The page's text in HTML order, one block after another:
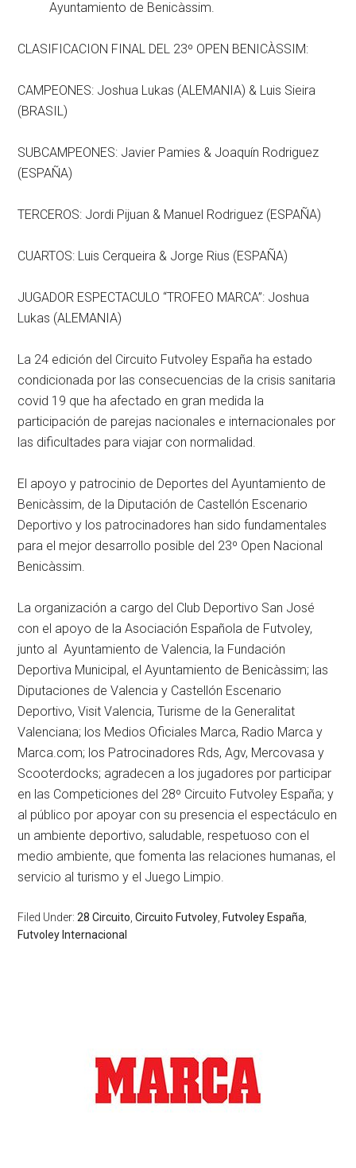
Ayuntamiento de Benicàssim.
CLASIFICACION FINAL DEL 23º OPEN BENICÀSSIM:
CAMPEONES: Joshua Lukas (ALEMANIA) & Luis Sieira
(BRASIL)
SUBCAMPEONES: Javier Pamies & Joaquín Rodriguez
(ESPAÑA)
TERCEROS: Jordi Pijuan & Manuel Rodriguez (ESPAÑA)
CUARTOS: Luis Cerqueira & Jorge Rius (ESPAÑA)
JUGADOR ESPECTACULO “TROFEO MARCA”: Joshua
Lukas (ALEMANIA)
La 24 edición del Circuito Futvoley España ha estado
condicionada por las consecuencias de la crisis sanitaria
covid 19 que ha afectado en gran medida la
participación de parejas nacionales e internacionales por
las dificultades para viajar con normalidad.
El apoyo y patrocinio de Deportes del Ayuntamiento de
Benicàssim, de la Diputación de Castellón Escenario
Deportivo y los patrocinadores han sido fundamentales
para el mejor desarrollo posible del 23º Open Nacional
Benicàssim.
La organización a cargo del Club Deportivo San José
con el apoyo de la Asociación Española de Futvoley,
junto al Ayuntamiento de Valencia, la Fundación
Deportiva Municipal, el Ayuntamiento de Benicàssim; las
Diputaciones de Valencia y Castellón Escenario
Deportivo, Visit Valencia, Turisme de la Generalitat
Valenciana; los Medios Oficiales Marca, Radio Marca y
Marca.com; los Patrocinadores Rds, Agv, Mercovasa y
Scooterdocks; agradecen a los jugadores por participar
en las Competiciones del 28º Circuito Futvoley España; y
al público por apoyar con su presencia el espectáculo en
un ambiente deportivo, saludable, respetuoso con el
medio ambiente, que fomenta las relaciones humanas, el
servicio al turismo y el Juego Limpio.
Filed Under:28 Circuito,Circuito Futvoley, Futvoley España,
Futvoley Internacional